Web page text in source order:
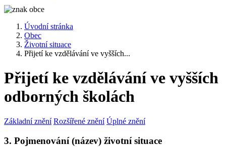
Úvodní stránka
Obec
Životní situace
Přijetí ke vzdělávání ve vyšších...
Přijetí ke vzdělávání ve vyšších
odborných školách
Základní znění Rozšířené znění Úplné znění
3. Pojmenování (název) životní situace